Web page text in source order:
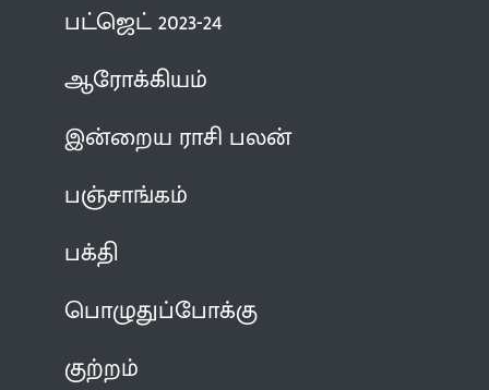
பட்ஜெட் 2023-24
ஆரோக்கியம்
இன்றைய ராசி பலன்
பஞ்சாங்கம்
பக்தி
பொழுதுப்போக்கு
குற்றம்